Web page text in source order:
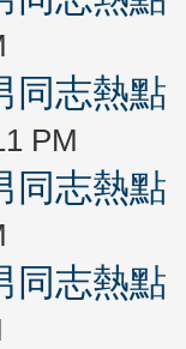
同志熱
PM
同志熱
同志熱